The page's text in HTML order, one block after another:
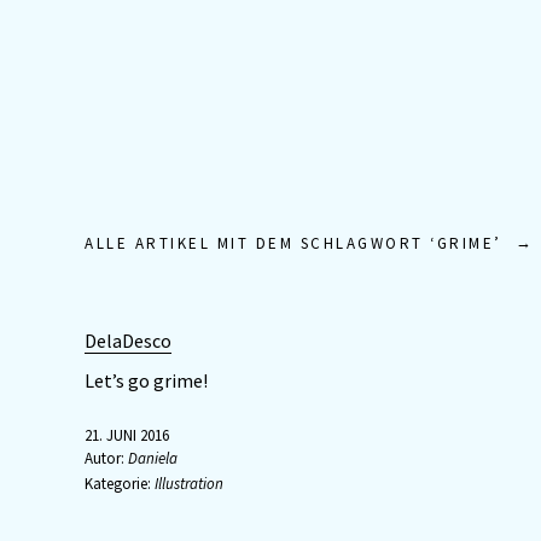
ALLE ARTIKEL MIT DEM SCHLAGWORT ‘GRIME ’
DelaDesco
Let’s go grime!
21. JUNI 2016
Autor: Daniela
Kategorie: Illustration